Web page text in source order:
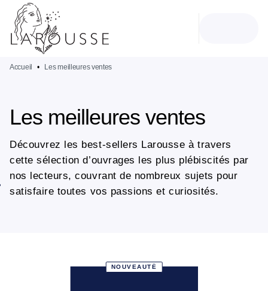
MENU
PIED DE PAGE
Accueil • Les meilleures ventes
Les meilleures ventes
Découvrez les best-sellers Larousse à travers
cette sélection d’ouvrages les plus plébiscités par
nos lecteurs, couvrant de nombreux sujets pour
satisfaire toutes vos passions et curiosités.
NOUVEAUTÉ